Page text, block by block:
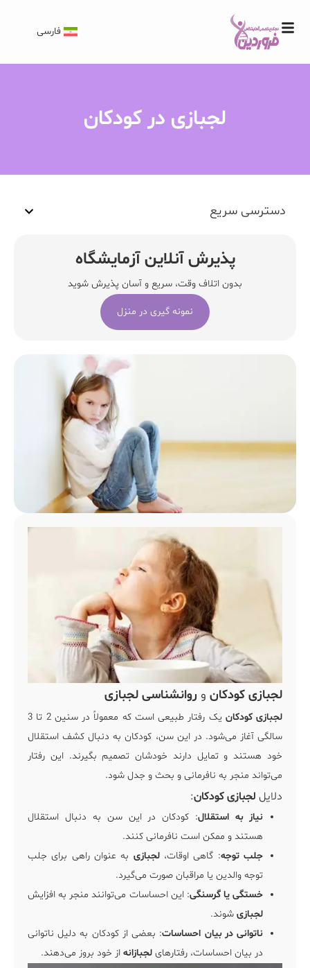
فارسی
لجبازی در کودکان
لجبازی کودکان و روانشناسی لجبازی
لجبازی کودکان
یک رفتار طبیعی است که معمولاً در سنین 2 تا 3
سالگی آغاز می‌شود. در این سن، کودکان به دنبال کشف استقلال
خود هستند و تمایل دارند خودشان تصمیم بگیرند. این رفتار
می‌تواند منجر به نافرمانی و بحث و جدل شود.
دلایل لجبازی کودکان:
نیاز به استقلال: کودکان در این سن به دنبال استقلال
هستند و ممکن است نافرمانی کنند.
جلب توجه: گاهی اوقات،لجبازی به عنوان راهی برای جلب
توجه والدین یا مراقبان صورت می‌گیرد.
خستگی یا گرسنگی: این احساسات می‌توانند منجر به افزایش
لجبازی شوند.
ناتوانی در بیان احساسات: بعضی از کودکان به دلیل ناتوانی
در بیان احساسات، رفتارهای لجبازانه از خود بروز می‌دهند.
دسترسی سریع
پذیرش آنلاین آزمایشگاه
بدون اتلاف وقت، سریع و آسان پذیرش شوید
نمونه گیری در منزل